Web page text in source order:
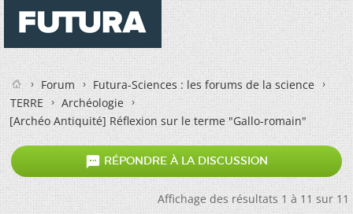
Forum
Futura-Sciences : les forums de la science
TERRE
Archéologie
[Archéo Antiquité] Réflexion sur le terme "Gallo-romain"
 RÉPONDRE À LA DISCUSSION
Affichage des résultats 1 à 11 sur 11